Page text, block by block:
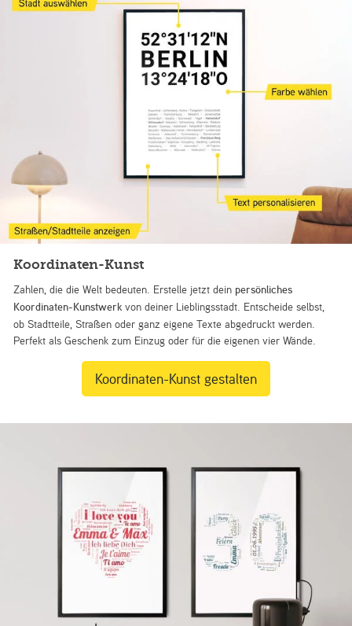
Koordinaten-Kunst
Zahlen, die die Welt bedeuten. Erstelle jetzt dein persönliches
Koordinaten-Kunstwerk von deiner Lieblingsstadt. Entscheide selbst,
ob Stadtteile, Straßen oder ganz eigene Texte abgedruckt werden.
Perfekt als Geschenk zum Einzug oder für die eigenen vier Wände.
Koordinaten-Kunst gestalten